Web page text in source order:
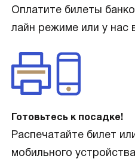
Оплатите билеты
лайн режиме или у нас
Готовьтесь к посадке!
Распечатайте билет
мобильного